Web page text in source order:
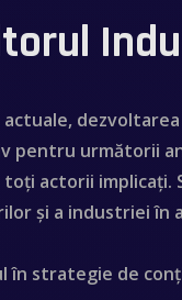
pentru următorii
actorii implicați.
și a industriei în
în strategie de